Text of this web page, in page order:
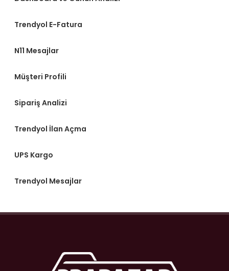
Trendyol E-Fatura
N11 Mesajlar
Müşteri Profili
Sipariş Analizi
Trendyol İlan Açma
UPS Kargo
Trendyol Mesajlar